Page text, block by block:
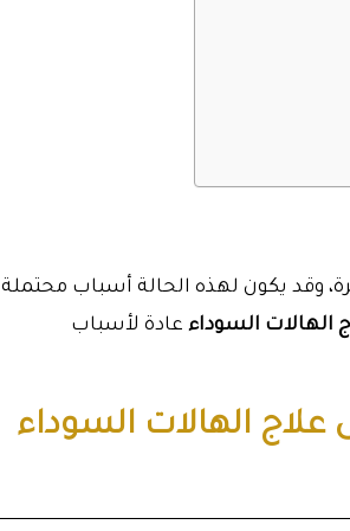
وقد يكون لهذه الحالة أسباب محتملة
الهالات السوداء عادة لأسباب
علاج الهالات السوداء